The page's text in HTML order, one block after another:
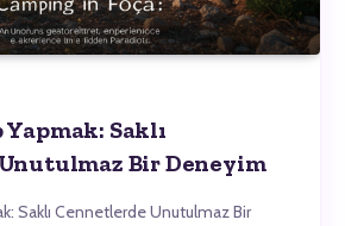
Yapmak: Saklı
Bir Deneyim
Saklı Cennetlerde Unutulmaz Bir